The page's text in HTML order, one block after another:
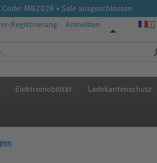
MB2026 • Sale ausgeschlossen
Registrierung
Anmelden
Elektromobilität Ladekantenschutz